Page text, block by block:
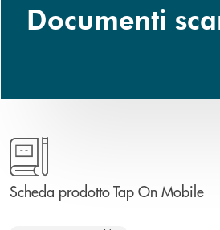
Documenti
Scheda prodotto Tap On Mobile